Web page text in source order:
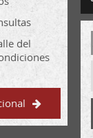
del